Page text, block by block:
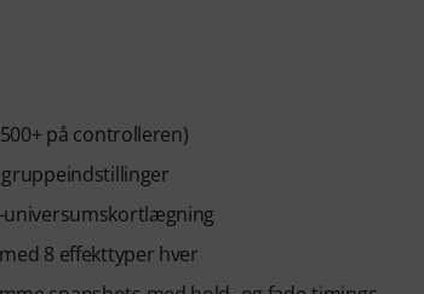
på controlleren)
gruppeindstillinger
universumskortlægning
8 effekttyper hver